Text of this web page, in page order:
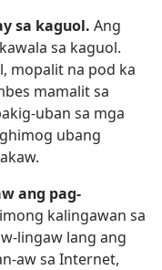
sa kaguol. Ang
sa kaguol.
mopalit na pod ka
mamalit sa
uban sa mga
ubang
ang pag-
kalingawan sa
lingaw lang ang
aw sa Internet,